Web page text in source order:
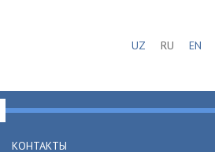
UZ RU EN
КОНТАКТЫ